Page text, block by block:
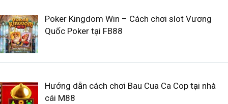
Poker Kingdom Win – Cách chơi slot Vương
Quốc Poker tại FB88
Hướng dẫn cách chơi Bau Cua Ca Cop tại nhà
cái M88